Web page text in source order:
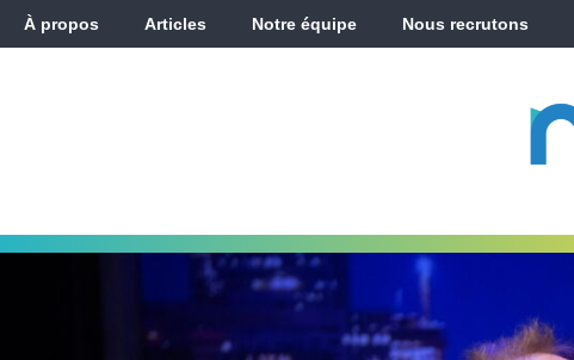
À propos Articles Notre équipe Nous recrutons